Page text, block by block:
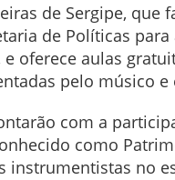
de Sergipe,
de Políticas
e oferece aulas
pelo músico e
com a
como
instrumentistas no